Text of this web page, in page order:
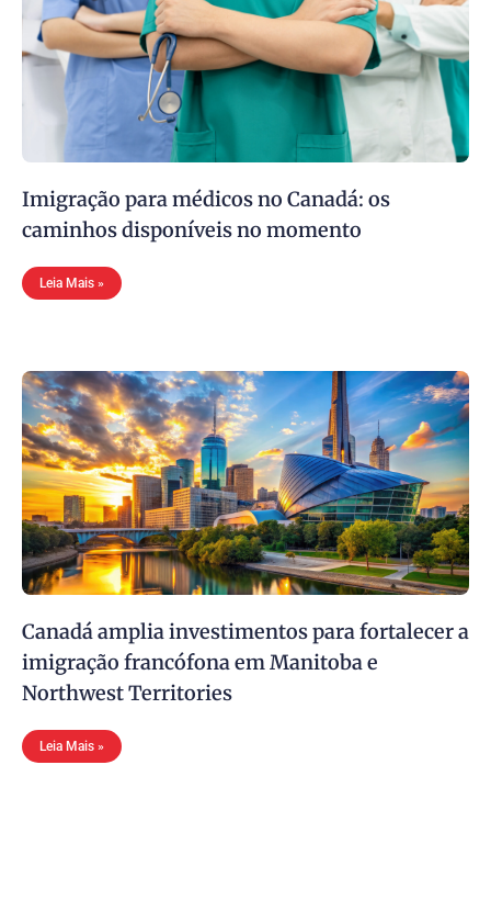
Imigração para médicos no Canadá: os
caminhos disponíveis no momento
Leia Mais »
Canadá amplia investimentos para fortalecer a
imigração francófona em Manitoba e
Northwest Territories
Leia Mais »